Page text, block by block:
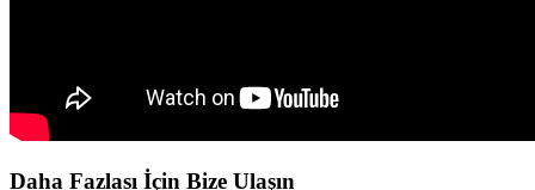
Daha Fazlası İçin Bize Ulaşın